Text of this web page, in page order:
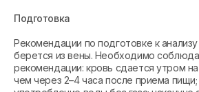
Подготовка
Рекомендации по подготовке к
берется из вены. Необходимо
рекомендации: кровь сдается утром
чем через 2–4 часа после приема